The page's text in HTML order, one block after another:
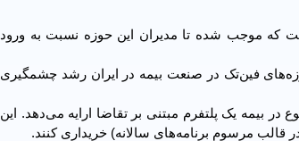
که موجب شده تا مدیران این حوزه نسبت به ورود
فین‌تک در صنعت بیمه در ایران رشد چشمگیری
بیمه یک پلتفرم مبتنی بر تقاضا ارایه می‌دهد. این
در قالب مرسوم برنامه‌های سالانه) خریداری کنند.